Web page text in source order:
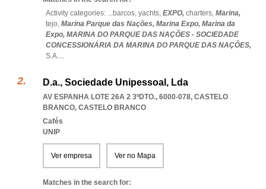
Activity categories: ...barcos, yachts, EXPO, charters, Marina,
tejo, Marina Parque das Nações, Marina Expo, Marina da
Expo, MARINA DO PARQUE DAS NAÇÕES - SOCIEDADE
CONCESSIONÁRIA DA MARINA DO PARQUE DAS NAÇÕES,
S.A....
D.a., Sociedade Unipessoal, Lda
AV ESPANHA LOTE 26A 2 3ºDTO., 6000-078, CASTELO
BRANCO, CASTELO BRANCO
Cafés
UNIP
Ver empresa Ver no Mapa
Matches in the search for: